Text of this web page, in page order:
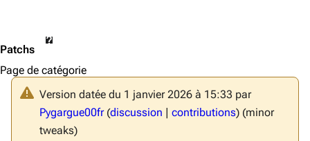
Patchs
Page de catégorie
Version datée du 1 janvier 2026 à 15:33 par
Pygargue00fr (discussion | contributions) (minor
tweaks)